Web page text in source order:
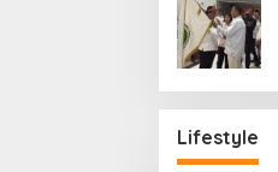
Lifestyle